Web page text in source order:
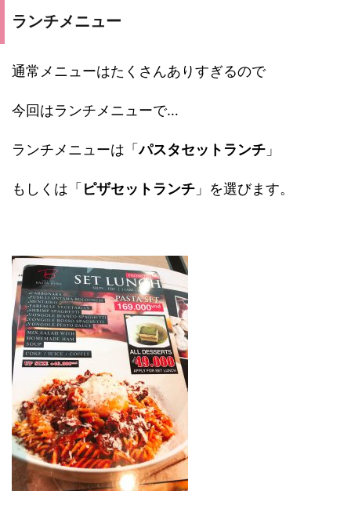
ランチメニュー
通常メニューはたくさんありすぎるので
今回はランチメニューで…
ランチメニューは「パスタセットランチ 」
もしくは「 ピザセットランチ 」を選びます。